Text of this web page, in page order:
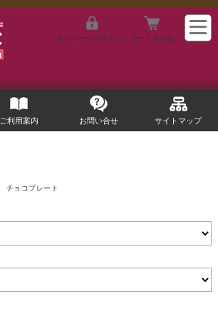
マイページへログイン カートをみる
ご利用案内 お問い合せ サイトマップ
チョコプレート